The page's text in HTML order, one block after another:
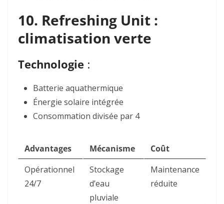
10. Refreshing Unit :
climatisation verte
Technologie :
Batterie aquathermique
Énergie solaire intégrée
Consommation divisée par 4
Advantages Mécanisme
Coût
Opérationnel
24/7
Stockage
d’eau
pluviale
Maintenance
réduite